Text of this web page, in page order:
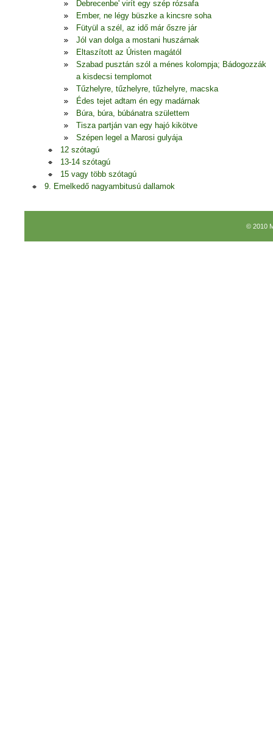
Debrecenbe' virít egy szép rózsafa
Ember, ne légy büszke a kincsre soha
Fütyül a szél, az idő már őszre jár
Jól van dolga a mostani huszárnak
Eltaszított az Úristen magától
Szabad pusztán szól a ménes kolompja; Bádogozzák
a kisdecsi templomot
Tűzhelyre, tűzhelyre, tűzhelyre, macska
Édes tejet adtam én egy madárnak
Búra, búra, búbánatra születtem
Tisza partján van egy hajó kikötve
Szépen legel a Marosi gulyája
12 szótagú
13-14 szótagú
15 vagy több szótagú
9. Emelkedő nagyambitusú dallamok
© 2010